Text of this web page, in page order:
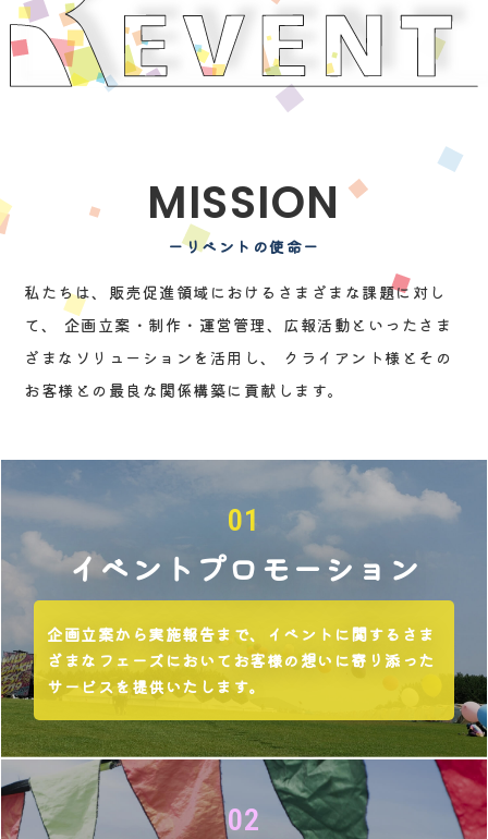
MISSION
ーリベントの使命ー
私たちは、販売促進領域におけるさまざまな課題に対し
て、
企画立案・制作・運営管理、広報活動といったさま
ざまなソリューションを活用し、
クライアント様とその
お客様との最良な関係構築に貢献します。
01
イベント プロモーション
企画立案から実施報告まで、イベントに関するさま
ざまなフェーズにおいてお客様の想いに寄り添った
サービスを提供いたします。
02